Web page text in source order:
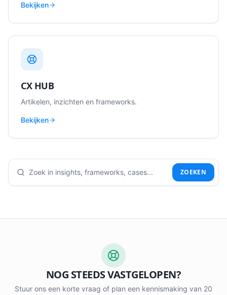
Bekijken
CX HUB
Artikelen, inzichten en frameworks.
Bekijken
ZOEKEN
NOG STEEDS VASTGELOPEN?
Stuur ons een korte vraag of plan een kennismaking van 20